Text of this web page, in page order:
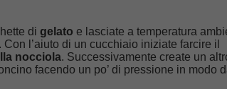
digelato e lasciate a temperatura
l’aiuto di un cucchiaio iniziate farcire il
nocciola. Successivamente create un
facendo un po’ di pressione in modo